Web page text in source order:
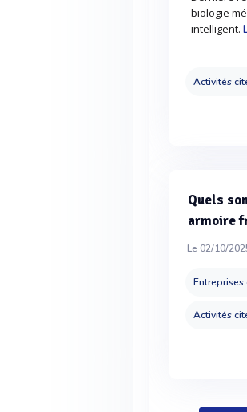
biologie
intelligent.
Activités
Quels
armoire
Le 02/10/
Entreprises
Activités